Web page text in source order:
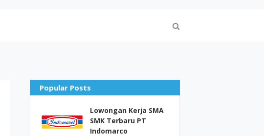
Popular Posts
Lowongan Kerja SMA
SMK Terbaru PT
Indomarco